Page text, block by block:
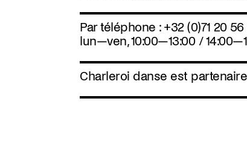
Par téléphone : +32 (0)71 20
lun—ven, 10:00—13:00 /
Charleroi danse est